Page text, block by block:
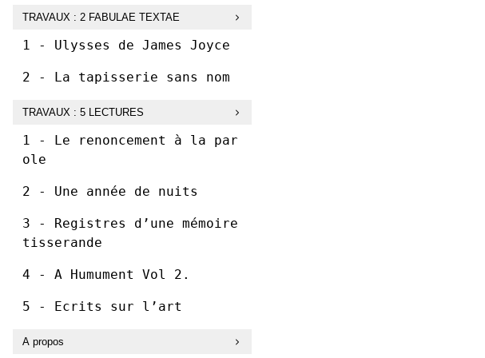
TRAVAUX : 2 FABULAE TEXTAE
1 - Ulysses de James Joyce
2 - La tapisserie sans nom
TRAVAUX : 5 LECTURES
1 - Le renoncement à la par
ole
2 - Une année de nuits
3 - Registres d’une mémoire
tisserande
4 - A Humument Vol 2.
5 - Ecrits sur l’art
A propos